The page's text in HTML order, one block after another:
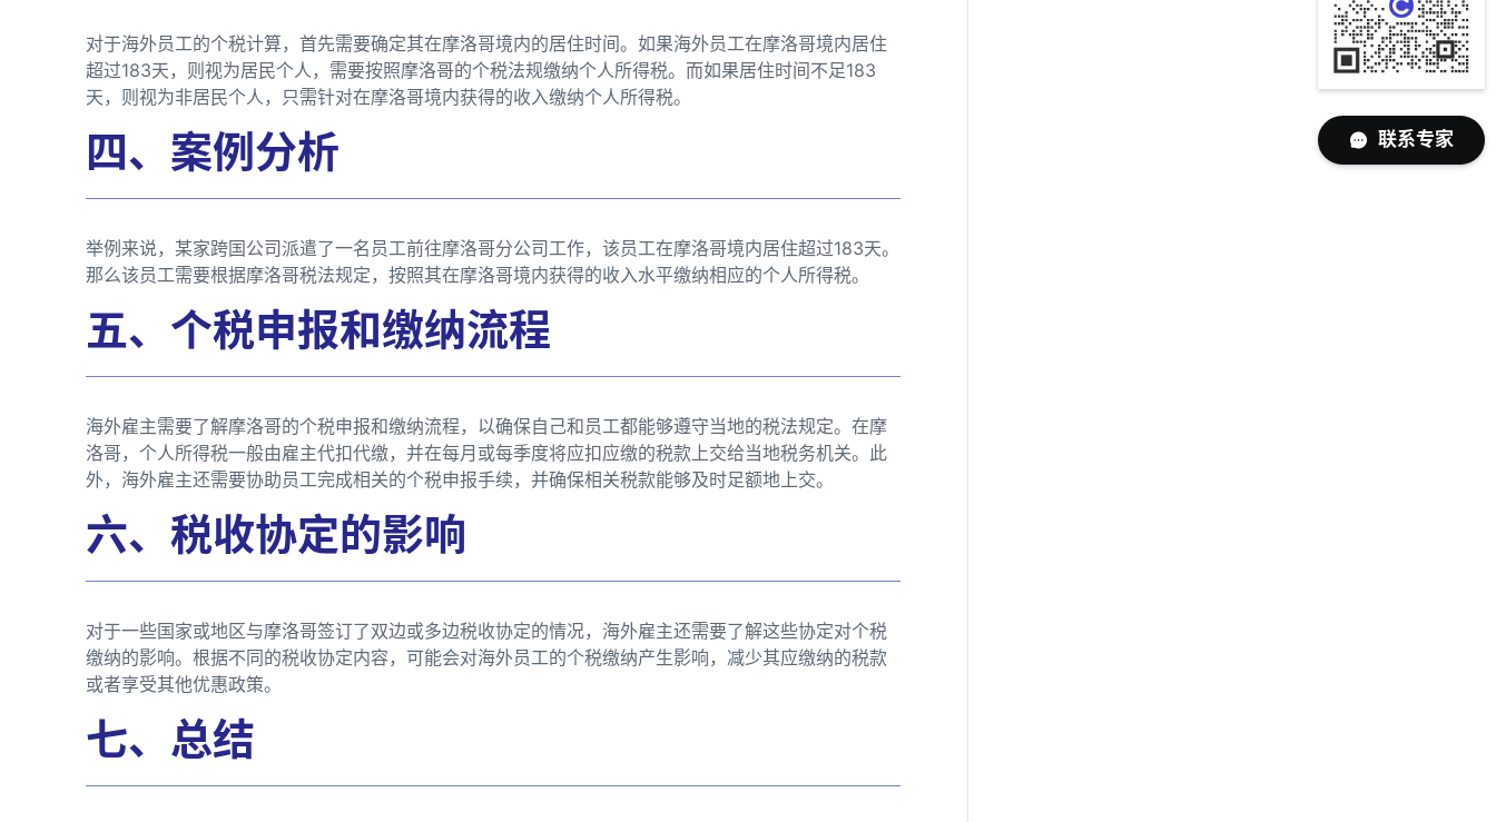
对于海外员工的个税计算，首先需要确定其在摩洛哥境内的居住时间。如果海外员工在摩洛哥境内居住
超过183天，则视为居民个人，需要按照摩洛哥的个税法规缴纳个人所得税。而如果居住时间不足183
天，则视为非居民个人，只需针对在摩洛哥境内获得的收入缴纳个人所得税。
四、案例分析
举例来说，某家跨国公司派遣了一名员工前往摩洛哥分公司工作，该员工在摩洛哥境内居住超过183天。
那么该员工需要根据摩洛哥税法规定，按照其在摩洛哥境内获得的收入水平缴纳相应的个人所得税。
五、个税申报和缴纳流程
海外雇主需要了解摩洛哥的个税申报和缴纳流程，以确保自己和员工都能够遵守当地的税法规定。在摩
洛哥，个人所得税一般由雇主代扣代缴，并在每月或每季度将应扣应缴的税款上交给当地税务机关。此
外，海外雇主还需要协助员工完成相关的个税申报手续，并确保相关税款能够及时足额地上交。
六、税收协定的影响
对于一些国家或地区与摩洛哥签订了双边或多边税收协定的情况，海外雇主还需要了解这些协定对个税
缴纳的影响。根据不同的税收协定内容，可能会对海外员工的个税缴纳产生影响，减少其应缴纳的税款
或者享受其他优惠政策。
七、总结
联系专家